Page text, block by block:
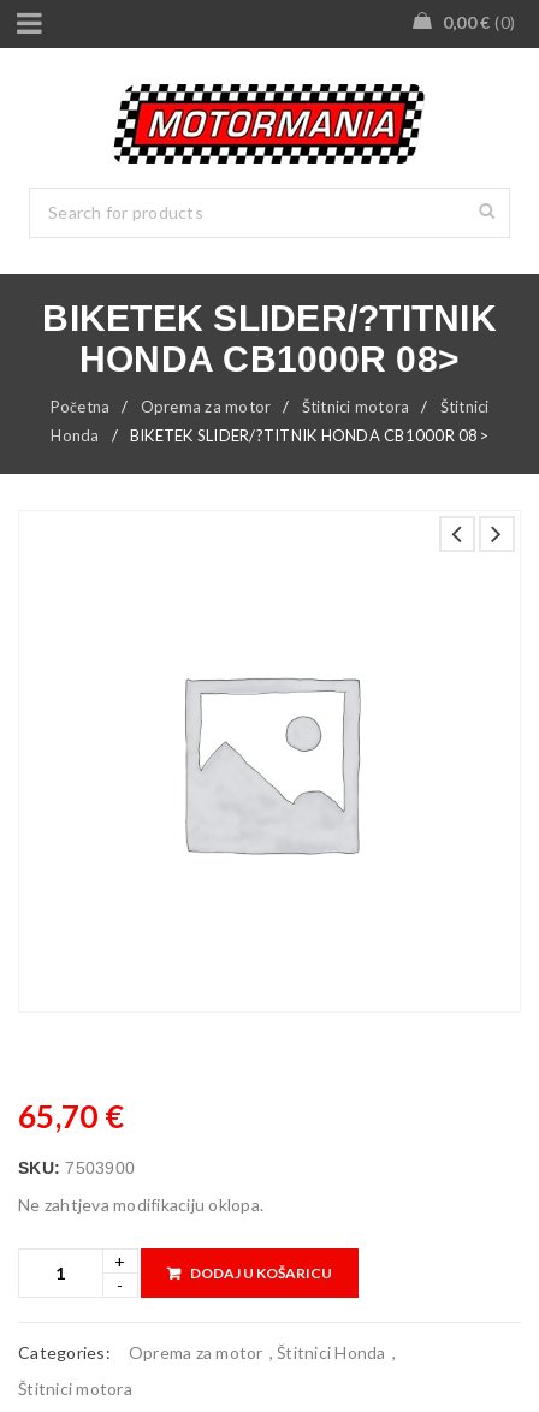
0,00€ 0
BIKETEK SLIDER/?TITNIK
HONDA CB1000R 08>
Početna / Oprema za motor / Štitnici motora /
Štitnici
Honda
/ BIKETEK SLIDER/?TITNIK HONDA CB1000R 08>
65,70 €
SKU:7503900
Ne zahtjeva modifikaciju oklopa.
DODAJ U KOŠARICU
Categories: Oprema za motor , Štitnici Honda ,
Štitnici motora